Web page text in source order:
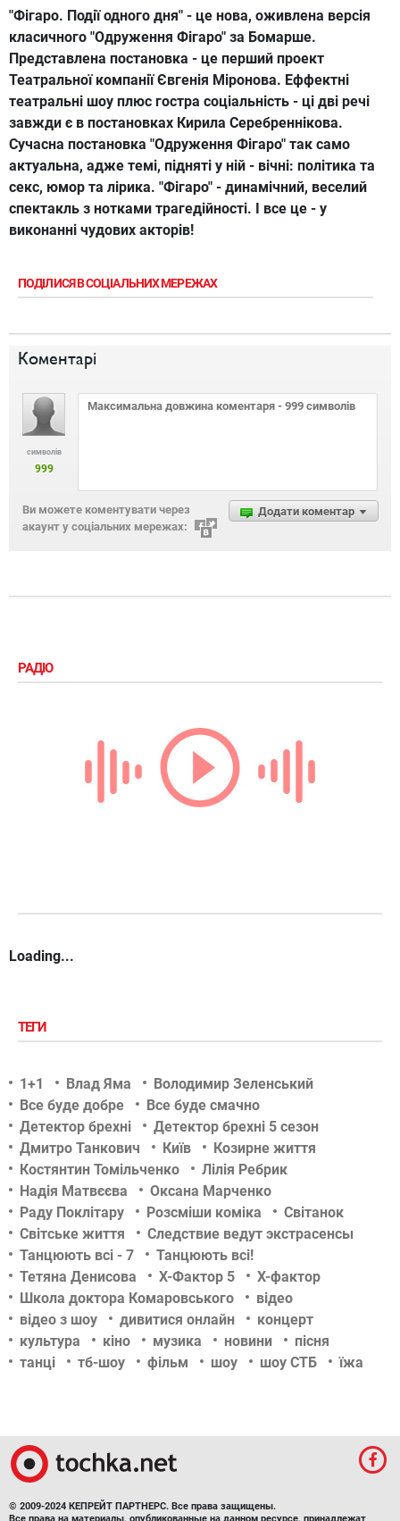
"Фігаро. Події одного дня" - це нова, оживлена версія
класичного "Одруження Фігаро" за Бомарше.
Представлена постановка - це перший проект
Театральної компанії Євгенія Міронова. Еффектні
театральні шоу плюс гостра соціальність - ці дві речі
завжди є в постановках Кирила Серебреннікова.
Сучасна постановка "Одруження Фігаро" так само
актуальна, адже темі, підняті у ній - вічні: політика та
секс, юмор та лірика. "Фігаро" - динамічний, веселий
спектакль з нотками трагедійності. І все це - у
виконанні чудових акторів!
ПОДІЛИСЯ В СОЦІАЛЬНИХ МЕРЕЖАХ
Коментарі
символів
999
Додати коментар
Ви можете коментувати через
акаунт у соціальних мережах:
РАДІО
Loading...
ТЕГИ
1+1 Влад Яма
Володимир Зеленський
Все буде добре
Все буде смачно
Детектор брехні
Детектор брехні 5 сезон
Дмитро Танкович
Київ
Козирне життя
Костянтин Томільченко
Лілія Ребрик
Надія Матвєєва
Оксана Марченко
Раду Поклітару
Розсміши коміка
Світанок
Світське життя
Следствие ведут экстрасенсы
Танцюють всі - 7
Танцюють всі!
Тетяна Денисова
Х-Фактор 5
Х-фактор
Школа доктора Комаровського
відео
відео з шоу
дивитися онлайн
концерт
культура
кіно музика новини
пісня
танці
тб-шоу фільм шоу шоу СТБ їжа
© 2009-2024 КЕПРЕЙТ ПАРТНЕРС. Все права защищены.